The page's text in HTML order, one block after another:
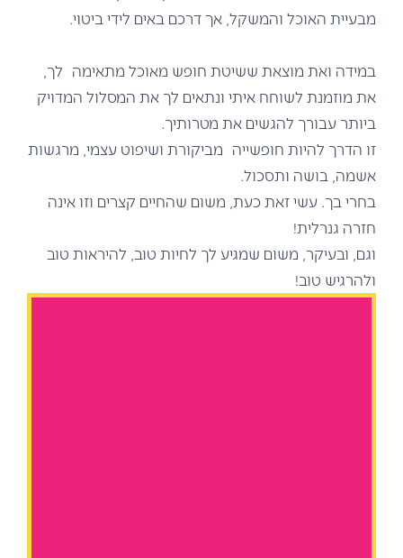
מבעיית האוכל והמשקל, אך דרכם באים לידי ביטוי.
במידה ואת מוצאת ששיטת חופש מאוכל מתאימה לך,
את מוזמנת לשוחח איתי ונתאים לך את המסלול המדויק
ביותר עבורך להגשים את מטרותיך.
זו הדרך להיות חופשייה מביקורת ושיפוט עצמי, מרגשות
אשמה, בושה ותסכול.
בחרי בך. עשי זאת כעת, משום שהחיים קצרים וזו אינה
חזרה גנרלית!
וגם, ובעיקר, משום שמגיע לך לחיות טוב, להיראות טוב
ולהרגיש טוב!